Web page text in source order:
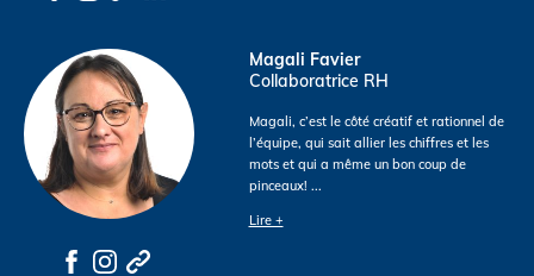
Magali Favier
Collaboratrice RH
Magali, c’est le côté créatif et rationnel de
l’équipe, qui sait allier les chiffres et les
mots et qui a même un bon coup de
pinceaux! ...
Lire +